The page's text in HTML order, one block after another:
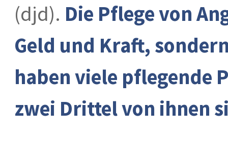
(djd). Die Pflege von
Geld und Kraft,
haben viele pflegende
zwei Drittel von ihnen